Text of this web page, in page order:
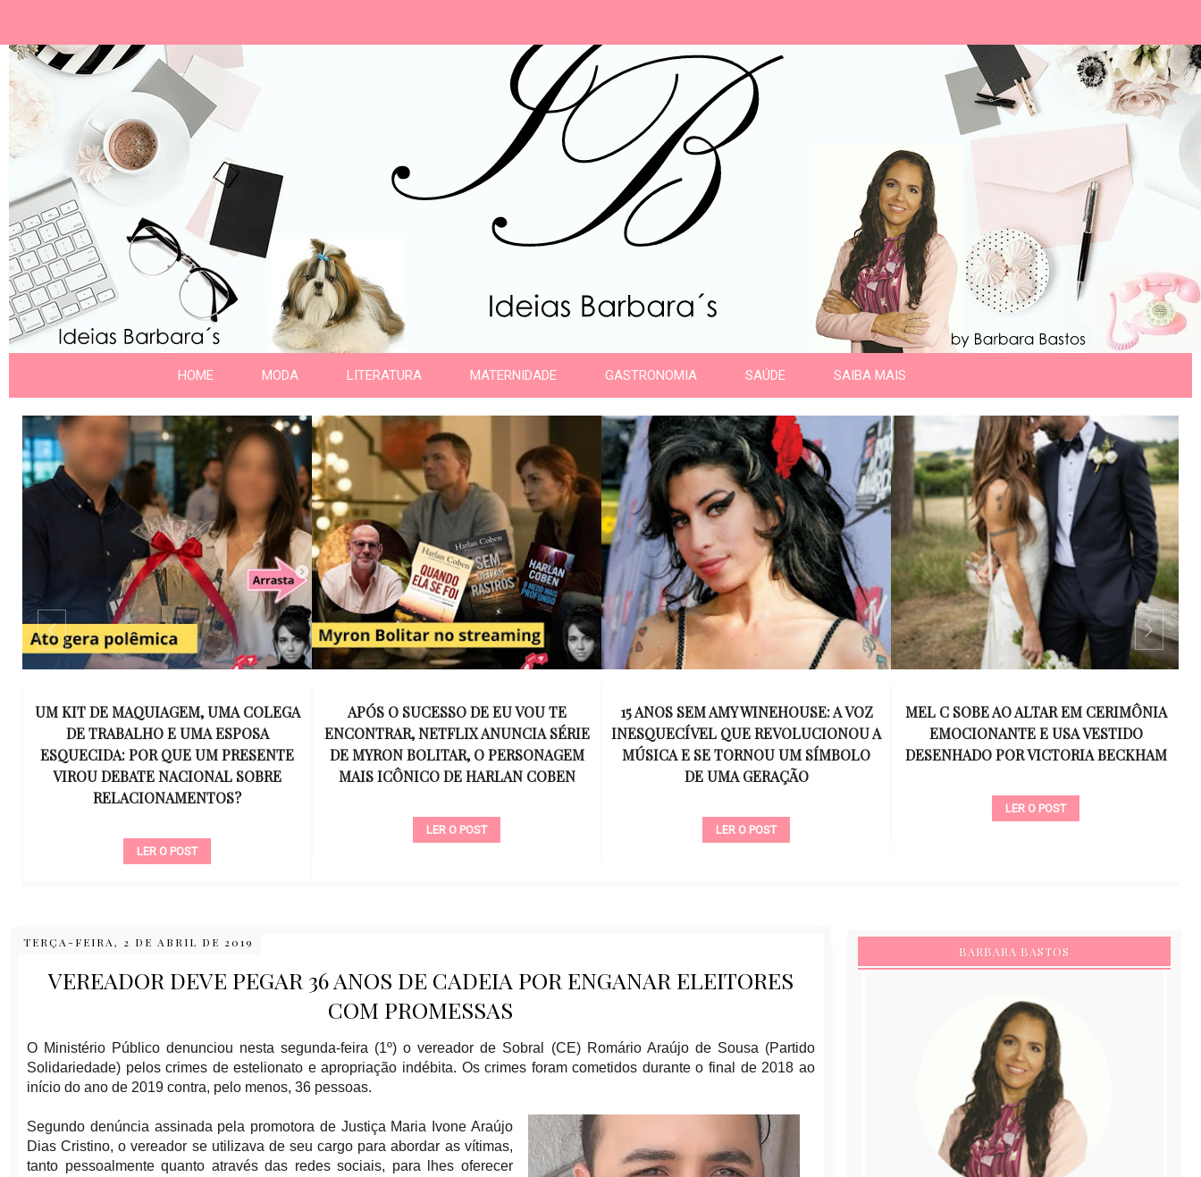
HOME MODA LITERATURA MATERNIDADE GASTRONOMIA SAÚDE SAIBA MAIS
UM KIT DE MAQUIAGEM, UMA COLEGA
DE TRABALHO E UMA ESPOSA
ESQUECIDA: POR QUE UM PRESENTE
VIROU DEBATE NACIONAL SOBRE
RELACIONAMENTOS?
LER O POST
APÓS O SUCESSO DE EU VOU TE
ENCONTRAR, NETFLIX ANUNCIA SÉRIE
DE MYRON BOLITAR, O PERSONAGEM
MAIS ICÔNICO DE HARLAN COBEN
LER O POST
15 ANOS SEM AMY WINEHOUSE: A VOZ
INESQUECÍVEL QUE REVOLUCIONOU A
MÚSICA E SE TORNOU UM SÍMBOLO
DE UMA GERAÇÃO
LER O POST
MEL C SOBE AO ALTAR EM CERIMÔNIA
EMOCIONANTE E USA VESTIDO
DESENHADO POR VICTORIA BECKHAM
LER O POST
TERÇA-FEIRA, 2 DE ABRIL DE 2019
VEREADOR DEVE PEGAR 36 ANOS DE CADEIA POR ENGANAR ELEITORES
COM PROMESSAS
O Ministério Público denunciou nesta segunda-feira (1º) o vereador de Sobral (CE) Romário Araújo de Sousa (Partido
Solidariedade) pelos crimes de estelionato e apropriação indébita. Os crimes foram cometidos durante o final de 2018 ao
início do ano de 2019 contra, pelo menos, 36 pessoas.
Segundo denúncia assinada pela promotora de Justiça Maria Ivone Araújo
Dias Cristino, o vereador se utilizava de seu cargo para abordar as vítimas,
tanto pessoalmente quanto através das redes sociais, para lhes oferecer
BARBARA BASTOS